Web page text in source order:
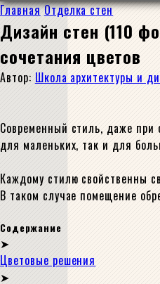
Главная Отделка стен
Дизайн стен (110
сочетания цветов
Автор: Школа архитектуры и
Современный стиль, даже при
для маленьких, так и для
Каждому стилю свойственны
В таком случае помещение
Содержание
Цветовые решения